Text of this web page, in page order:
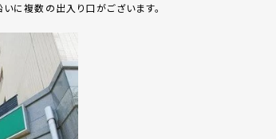
に複数の出入り口がございます。